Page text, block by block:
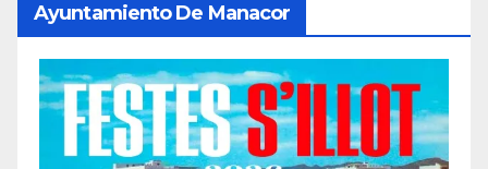
Ayuntamiento De Manacor